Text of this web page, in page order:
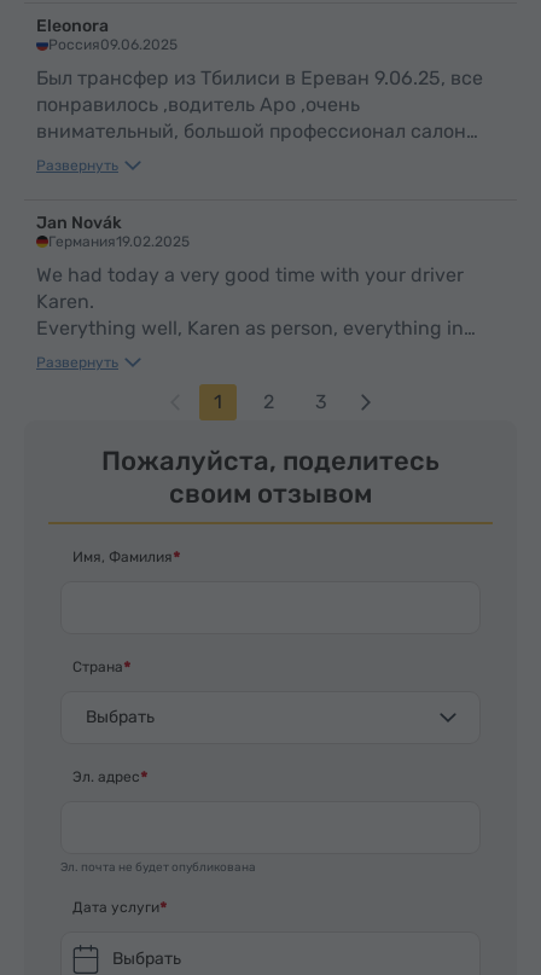
гостеприимном и добром народе .
Eleonora
Россия09.06.2025
Был трансфер из Тбилиси в Ереван 9.06.25, все
понравилось ,водитель Аро ,очень
внимательный, большой профессионал салон
машины чистый в машине вода ,путешествие
Развернуть
Jan Novák
Германия19.02.2025
We had today a very good time with your driver
Karen.
Everything well, Karen as person, everything in
time, clean car, smooth drive. We enjoyed, five
Развернуть
1 2 3
Пожалуйста, поделитесь
своим отзывом
Имя, Фамилия
Страна
Выбрать
Эл. адрес
Эл. почта не будет опубликована
Дата услуги
Выбрать